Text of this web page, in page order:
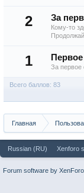
2 За
Кому-то
1 За первое
Всего баллов: 83
Главная
Russian (RU) Xenforo
Forum software by